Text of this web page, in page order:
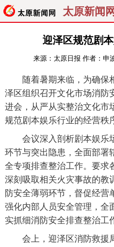
太原新闻网
聚焦
经济 关注
纵横 曝光
旅游 理财
看天下 晋月读
太原日报 太原晚报
迎泽区规范剧
来源： 太原日报 作者：申
随着暑期来临，为确保
泽区组织召开文化市场消防
进会，从严从实整治文化市
规范剧本娱乐行业的经营秩
会议深入剖析剧本娱乐
环节与突出隐患，全面部署
全专项排查整治工作。要求
深刻吸取相关火灾事故的教
防安全薄弱环节，督促经营
强化内部人员安全管理，全
实抓细消防安全排查整治工
会上，迎泽区消防救援